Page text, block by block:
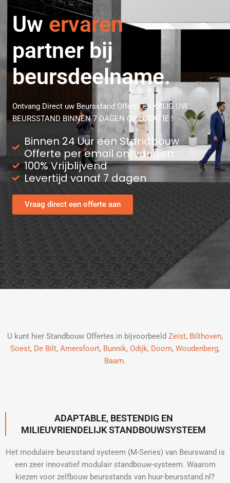
Uw professionele
partner bij
beursdeelname.
Ontvang Direct uw Beursstand Offerte en KRIJG UW
BEURSSTAND BINNEN 7 DAGEN OP LOCATIE !
Binnen 24 Uur een Standbouw
Offerte per email ontvangen
100% Vrijblijvend
Levertijd vanaf 7 dagen
Vraag direct een offerte aan
U kunt hier Standbouw Offertes in bijvoorbeeld Zeist, Bilthoven,
Soest, De Bilt, Amersfoort, Bunnik, Odijk, Doorn, Woudenberg,
Baarn.
ADAPTABLE, BESTENDIG EN
MILIEUVRIENDELIJK STANDBOUWSYSTEEM
Het modulaire beursstand systeem (M-Series) van Beurswand is
een zeer innovatief modulair standbouw-systeem. Waarom
kiezen voor zelfbouw beursstands van huur-beursstand.nl?